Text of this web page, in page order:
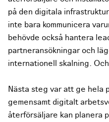
på den digitala
inte bara kommunicera
behövde också hantera
partneransökningar och
internationell skalning.
Nästa steg var att ge hela
gemensamt digitalt
återförsäljare kan planera